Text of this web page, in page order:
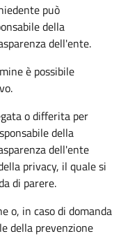
può
della
dell'ente.
è possibile
o differita per
della
dell'ente
privacy, il quale si
di parere.
o, in caso di domanda
della prevenzione